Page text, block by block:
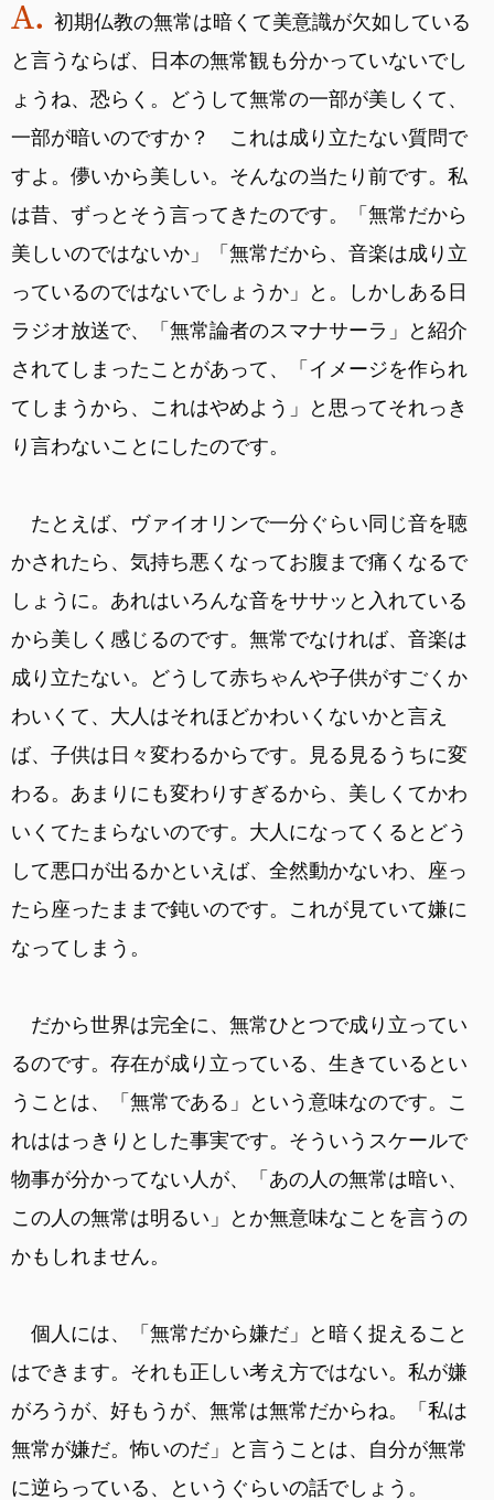
初期仏教の無常は暗くて美意識が欠如している
と言うならば、日本の無常観も分かっていないでし
ょうね、恐らく。どうして無常の一部が美しくて、
一部が暗いのですか？ これは成り立たない質問で
すよ。儚いから美しい。そんなの当たり前です。私
は昔、ずっとそう言ってきたのです。「無常だから
美しいのではないか」「無常だから、音楽は成り立
っているのではないでしょうか」と。しかしある日
ラジオ放送で、「無常論者のスマナサーラ」と紹介
されてしまったことがあって、「イメージを作られ
てしまうから、これはやめよう」と思ってそれっき
り言わないことにしたのです。
たとえば、ヴァイオリンで一分ぐらい同じ音を聴
かされたら、気持ち悪くなってお腹まで痛くなるで
しょうに。あれはいろんな音をササッと入れている
から美しく感じるのです。無常でなければ、音楽は
成り立たない。どうして赤ちゃんや子供がすごくか
わいくて、大人はそれほどかわいくないかと言え
ば、子供は日々変わるからです。見る見るうちに変
わる。あまりにも変わりすぎるから、美しくてかわ
いくてたまらないのです。大人になってくるとどう
して悪口が出るかといえば、全然動かないわ、座っ
たら座ったままで鈍いのです。これが見ていて嫌に
なってしまう。
だから世界は完全に、無常ひとつで成り立ってい
るのです。存在が成り立っている、生きているとい
うことは、「無常である」という意味なのです。こ
れははっきりとした事実です。そういうスケールで
物事が分かってない人が、「あの人の無常は暗い、
この人の無常は明るい」とか無意味なことを言うの
かもしれません。
個人には、「無常だから嫌だ」と暗く捉えること
はできます。それも正しい考え方ではない。私が嫌
がろうが、好もうが、無常は無常だからね。「私は
無常が嫌だ。怖いのだ」と言うことは、自分が無常
に逆らっている、というぐらいの話でしょう。